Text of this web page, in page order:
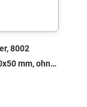
8002
mm, ohne